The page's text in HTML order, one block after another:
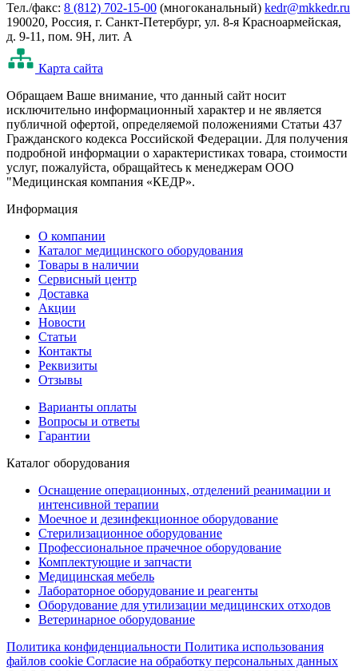
Тел./факс: 8 (812) 702-15-00 (многоканальный) kedr@mkkedr.ru
190020, Россия, г. Санкт-Петербург, ул. 8-я Красноармейская,
д. 9-11, пом. 9Н, лит. А
Карта сайта
Oбращаем Ваше внимание, что данный сайт носит
исключительно информационный характер и не является
публичной офертой, определяемой положениями Статьи 437
Гражданского кодекса Российской Федерации. Для получения
подробной информации о характеристиках товара, стоимости
услуг, пожалуйста, обращайтесь к менеджерам ООО
"Медицинская компания «КЕДР».
Информация
О компании
Каталог медицинского оборудования
Товары в наличии
Сервисный центр
Доставка
Акции
Новости
Статьи
Контакты
Реквизиты
Отзывы
Варианты оплаты
Вопросы и ответы
Гарантии
Каталог оборудования
Оснащение операционных, отделений реанимации и
интенсивной терапии
Моечное и дезинфекционное оборудование
Стерилизационное оборудование
Профессиональное прачечное оборудование
Комплектующие и запчасти
Медицинская мебель
Лабораторное оборудование и реагенты
Оборудование для утилизации медицинских отходов
Ветеринарное оборудование
Политика конфиденциальности Политика использования
файлов cookie Согласие на обработку персональных данных